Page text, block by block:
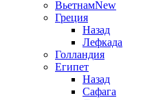
ВьетнамNew
Греция
Назад
Лефкада
Голландия
Египет
Назад
Сафага